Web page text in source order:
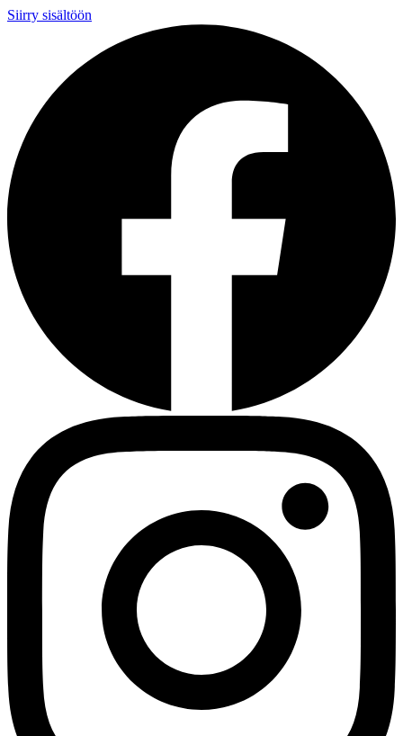
Siirry sisältöön